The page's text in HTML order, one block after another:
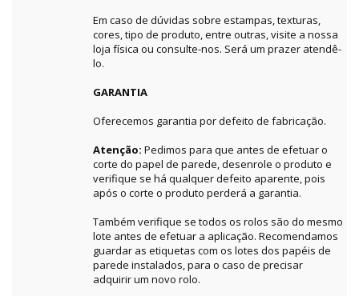
Em caso de dúvidas sobre estampas, texturas,
cores, tipo de produto, entre outras, visite a nossa
loja física ou consulte-nos. Será um prazer atendê-
lo.
GARANTIA
Oferecemos garantia por defeito de fabricação.
Atenção: Pedimos para que antes de efetuar o
corte do papel de parede, desenrole o produto e
verifique se há qualquer defeito aparente, pois
após o corte o produto perderá a garantia.
Também verifique se todos os rolos são do mesmo
lote antes de efetuar a aplicação. Recomendamos
guardar as etiquetas com os lotes dos papéis de
parede instalados, para o caso de precisar
adquirir um novo rolo.